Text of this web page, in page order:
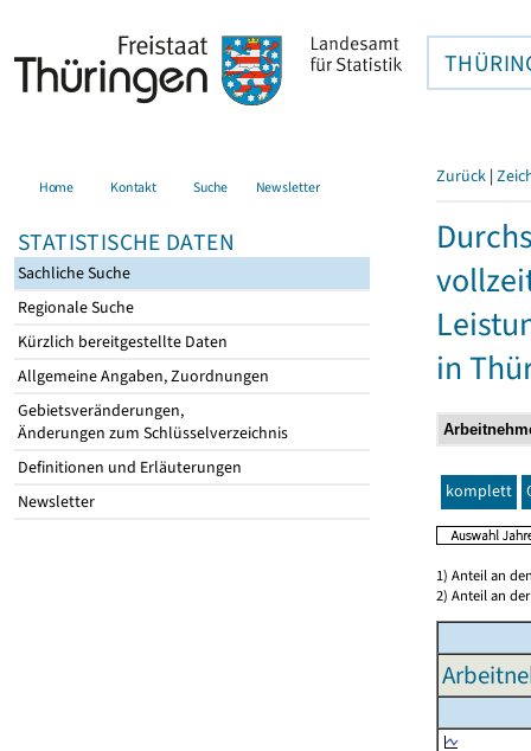
Home Kontakt Suche Newsletter
STATISTISCHE DATEN
Sachliche Suche
Regionale Suche
Kürzlich bereitgestellte Daten
Allgemeine Angaben, Zuordnungen
Gebietsveränderungen,
Änderungen zum Schlüsselverzeichnis
Definitionen und Erläuterungen
Newsletter
Zurück |
in
komplett
1) Anteil an
2) Anteil an